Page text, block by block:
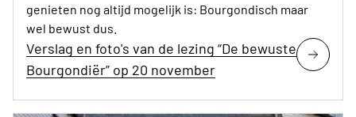
genieten nog altijd mogelijk is: Bourgondisch maar
wel bewust dus.
Verslag en foto's van de lezing “De bewuste
Bourgondiër” op 20 november